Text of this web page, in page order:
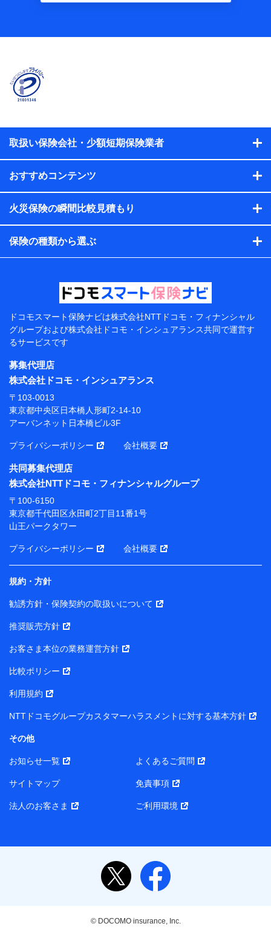
【共同して利用する者の範囲】
株式会社NTTドコモ
当社又は株式会社NTTドコモが提供する保険関連サービスに
おけるユーザ登録受付および管理のため
当社又は株式会社NTTドコモと取引のあるもしくは委託を受
れらに付帯、関連する当社、株式会社NTTドコモおよび提携
会社のサービスを案内、提供するため
析して、お客さまの趣味・嗜好・傾向に応じたサービス・商
各種セミナーの開催のため
コンサルティングサービスの実施のため
アンケートやキャンペーン等の実施のため
上記に係る案内・手続き・管理等付帯業務を行うため
当該個人データを取り扱う各共同利用者（詳細は次のと
東京都千代田区永田町2丁目11番1号 山王パークタワー
株式会社NTTドコモ 代表取締役社長 前田 義晃
東京都中央区日本橋人形町2-14-10 アーバンネット日
本橋ビル 3F
長 吉村 忠義
※ 当社および株式会社NTTドコモは、お客さまの情報
ソナルデータ憲章」に定める行動原則を順守します 。
※ パーソナルデータダッシュボードの「第三者提供の
管理」の設定状態にかかわらず、共同利用する場合があ
ります。
※ dポイントクラブ会員ではないお客さま（2019年12
月11日以降、一度もdポイントクラブ会員であったこと
がないお客さまに限る）に関する、2019年12月10日以
前に取得した個人データは、こちら の利用目的の範囲内
当社は株式会社NTTドコモ・フィナンシャルグループ
との間で、以下のとおり個人データを共同利用しま
す。
【共同して利用される利用データの項目】
当社または株式会社NTTドコモ・フィナンシャルグルー
の個人データ
基本情報
性、連絡先、dポイントサービスのご利用に関する情報。例
所、dポイント残高、dポイント利用履歴などが含まれます。
当社または株式会社NTTドコモ・フィナンシャルグループが
報。例として、当社または株式会社NTTドコモ・フィナンシ
履歴インターネット利用時の行動に関する情報、アプリケー
当社または株式会社NTTドコモ・フィナンシャルグループが
提供する保険関連サービスに関して取得し、又は保有する情
報。例として、見積請求受付時、資料請求受付時又はユーザ
保険商品の内容、保険料、保険料のお支払方法、車のメーカ
取扱い保険会社・少額短期保険業者
おすすめコンテンツ
火災保険の瞬間比較見積もり
保険の種類から選ぶ
ドコモスマート保険ナビは株式会社NTTドコモ・フィナンシャル
グループおよび株式会社ドコモ・インシュアランス共同で運営す
るサービスです
募集代理店
株式会社ドコモ・インシュアランス
〒103-0013
東京都中央区日本橋人形町2-14-10
アーバンネット日本橋ビル3F
プライバシーポリシー 会社概要
共同募集代理店
株式会社NTTドコモ・フィナンシャルグループ
〒100-6150
東京都千代田区永田町2丁目11番1号
山王パークタワー
プライバシーポリシー 会社概要
規約・方針
勧誘方針・保険契約の取扱いについて
推奨販売方針
お客さま本位の業務運営方針
比較ポリシー
利用規約
NTTドコモグループカスタマーハラスメントに対する基本方針
その他
お知らせ一覧 よくあるご質問
サイトマップ 免責事項
法人のお客さま ご利用環境
© DOCOMO insurance, Inc.